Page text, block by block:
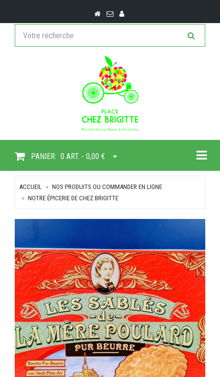
PANIER: 0 ART. - 0,00 €
ACCUEIL
NOS PRODUITS OU COMMANDER EN LIGNE
NOTRE ÉPICERIE DE CHEZ BRIGITTE